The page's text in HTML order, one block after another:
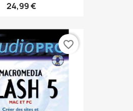
24,99 €
favorite_border